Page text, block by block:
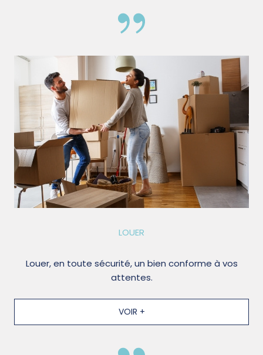
LOUER
Louer, en toute sécurité, un bien conforme à vos
attentes.
VOIR +